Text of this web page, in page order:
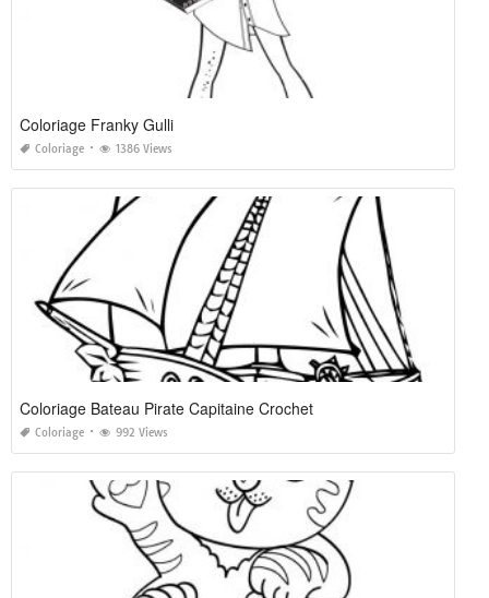
Coloriage Franky Gulli
Coloriage 1386 Views
Coloriage Bateau Pirate Capitaine Crochet
Coloriage 992 Views